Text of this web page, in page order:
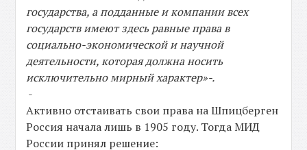
государства, а подданные и компании всех
государств имеют здесь равные права в
социально-экономической и научной
деятельности, которая должна носить
исключительно мирный характер»-.
-
Активно отстаивать свои права на Шпицберген
Россия начала лишь в 1905 году. Тогда МИД
России принял решение: